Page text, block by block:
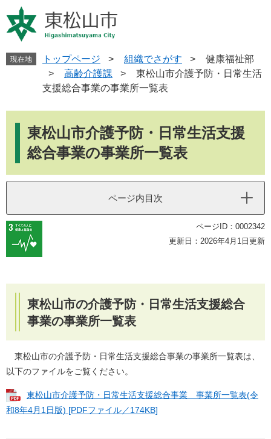
ー
ジ
ニ
ュ
現在地 トップページ > 組織でさがす >
健康福祉部
>
高齢介護課 >
東松山市介護予防・日常生活
支援総合事業の事業所一覧表
東松山市介護予防・日常生活支援
総合事業の事業所一覧表
ページ内目次
ページID：0002342
更新日：2026年4月1日更新
東松山市の介護予防・日常生活支援総合
事業の事業所一覧表
東松山市の介護予防・日常生活支援総合事業の事業所一覧表は、
以下のファイルをご覧ください。
東松山市介護予防・日常生活支援総合事業 事業所一覧表(令
和8年4月1日版) [PDFファイル／174KB]